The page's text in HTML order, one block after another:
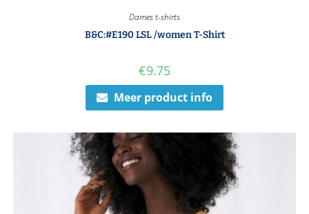
Dames t-shirts
B&C:#E190 LSL /women T-Shirt
€9.75
Meer product info